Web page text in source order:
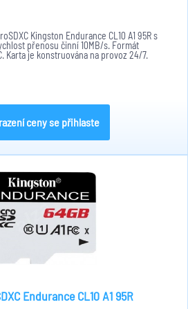
Kingston Endurance CL10 A1 95R s
přenosu činní 10MB/s. Formát
Karta je konstruována na provoz 24/7.
ceny se přihlaste
Endurance CL10 A1 95R